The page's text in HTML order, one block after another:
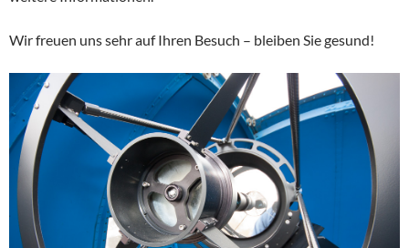
Wir freuen uns sehr auf Ihren Besuch – bleiben Sie gesund!